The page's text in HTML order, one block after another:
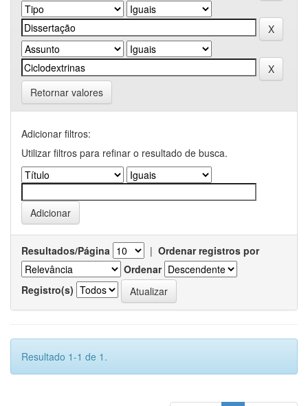
Retornar valores
Adicionar filtros:
Utilizar filtros para refinar o resultado de busca.
Resultados/Página | Ordenar registros por
Ordenar
Registro(s)
Resultado 1-1 de 1.